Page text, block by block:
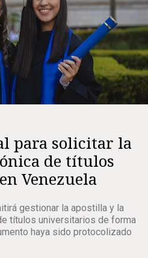
para solicitar la
de títulos
Venezuela
gestionar la apostilla y la
títulos universitarios de forma
haya sido protocolizado